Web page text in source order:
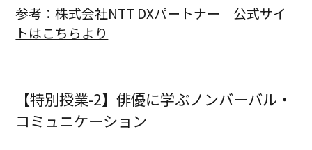
参考：株式会社NTT DXパートナー 公式サイ
トはこちらより
【特別授業-2】俳優に学ぶノンバーバル・
コミュニケーション